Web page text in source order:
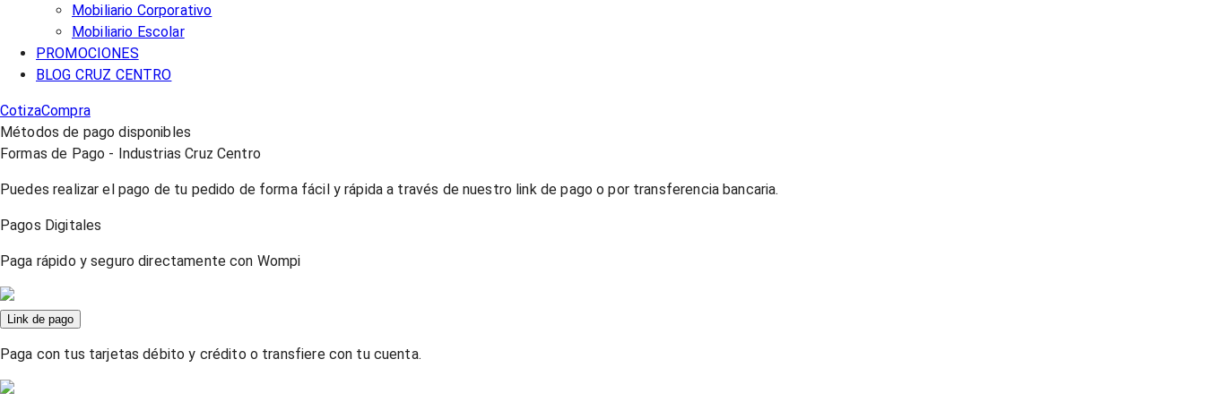
Mobiliario Corporativo
Mobiliario Escolar
PROMOCIONES
BLOG CRUZ CENTRO
CotizaCompra
Métodos de pago disponibles
Formas de Pago - Industrias Cruz Centro
Puedes realizar el pago de tu pedido de forma fácil y rápida a través de nuestro link de pago o por transferencia bancaria.
Pagos Digitales
Paga rápido y seguro directamente con Wompi
Link de pago
Paga con tus tarjetas débito y crédito o transfiere con tu cuenta.